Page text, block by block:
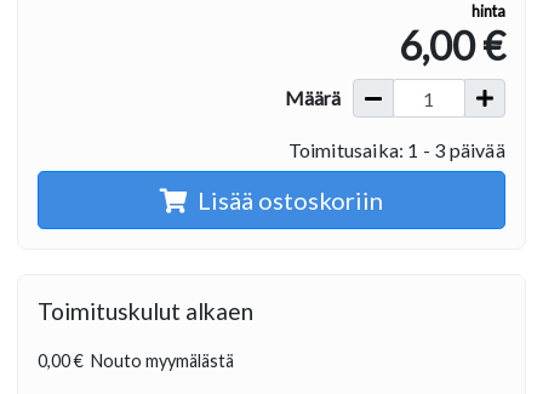
hinta
6,00 €
Määrä
Toimitusaika: 1 - 3 päivää
Lisää ostoskoriin
Toimituskulut alkaen
0,00 € Nouto myymälästä